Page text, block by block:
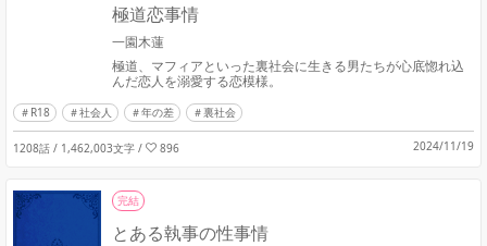
極道恋事情
一園木蓮
極道、マフィアといった裏社会に生きる男たちが心底惚れ込
んだ恋人を溺愛する恋模様。
R18 社会人 年の差 裏社会
1208話 / 1,462,003文字 / 896 2024/11/19
完結
とある執事の性事情